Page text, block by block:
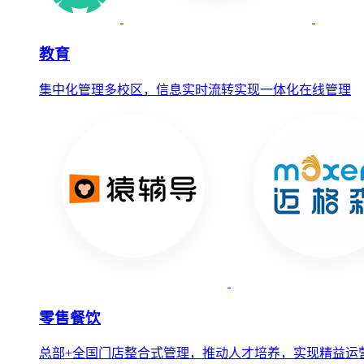
教育
集中化管理多校区，信息实时流转实现一体化在线管理
零售餐饮
总部+全国门店整合式管理，推动人才培养，实现精益运